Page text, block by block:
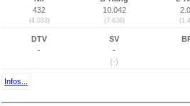
432
(4.033)
10.042
(7.638)
DTV
-
SV
-
(-)
Infos...